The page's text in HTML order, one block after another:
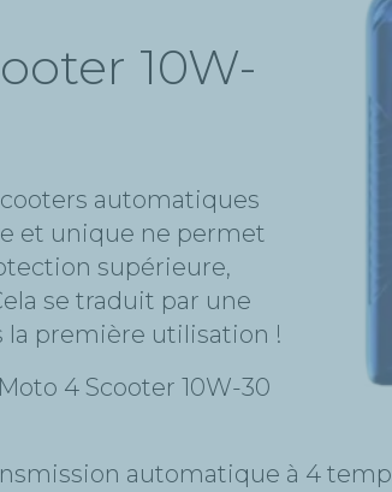
10W-
automatiques
et unique ne permet
supérieure,
se traduit par une
première utilisation !
4 Scooter 10W-30
automatique à 4